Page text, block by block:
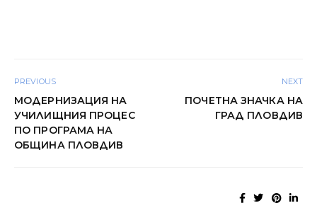
PREVIOUS
МОДЕРНИЗАЦИЯ НА
УЧИЛИЩНИЯ ПРОЦЕС
ПО ПРОГРАМА НА
ОБЩИНА ПЛОВДИВ
NEXT
ПОЧЕТНА ЗНАЧКА НА
ГРАД ПЛОВДИВ